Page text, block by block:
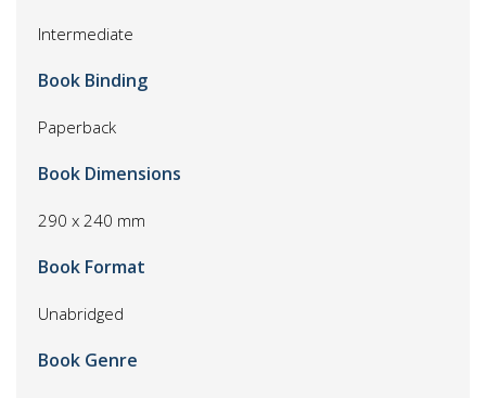
Intermediate
Book Binding
Paperback
Book Dimensions
290 x 240 mm
Book Format
Unabridged
Book Genre